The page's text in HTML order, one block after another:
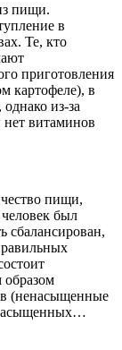
пищи.
в
Те, кто
приготовления
картофеле), в
из-за
витаминов
пищи,
был
сбалансирован,
образом
(ненасыщенные